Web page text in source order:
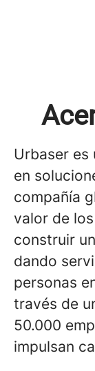
Urbaser es
en
compañía
valor de
construir
dando
personas
través de
50.000
impulsan